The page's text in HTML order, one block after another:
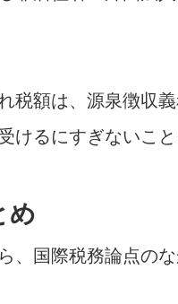
税額は、源泉徴収
けるにすぎないこ
め
、国際税務論点の